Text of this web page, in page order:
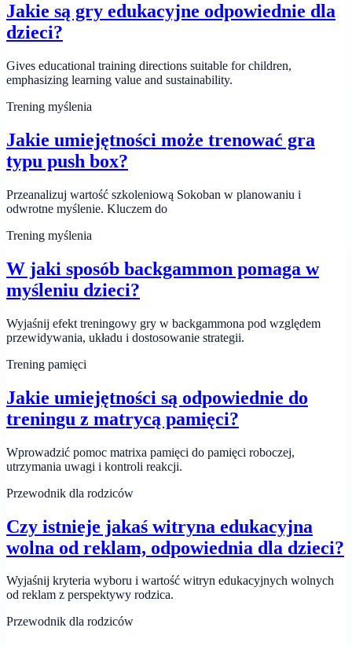
Jakie są gry edukacyjne odpowiednie dla
dzieci?
Gives educational training directions suitable for children,
emphasizing learning value and sustainability.
Trening myślenia
Jakie umiejętności może trenować gra
typu push box?
Przeanalizuj wartość szkoleniową Sokoban w planowaniu i
odwrotne myślenie. Kluczem do
Trening myślenia
W jaki sposób backgammon pomaga w
myśleniu dzieci?
Wyjaśnij efekt treningowy gry w backgammona pod względem
przewidywania, układu i dostosowanie strategii.
Trening pamięci
Jakie umiejętności są odpowiednie do
treningu z matrycą pamięci?
Wprowadzić pomoc matrixa pamięci do pamięci roboczej,
utrzymania uwagi i kontroli reakcji.
Przewodnik dla rodziców
Czy istnieje jakaś witryna edukacyjna
wolna od reklam, odpowiednia dla dzieci?
Wyjaśnij kryteria wyboru i wartość witryn edukacyjnych wolnych
od reklam z perspektywy rodzica.
Przewodnik dla rodziców